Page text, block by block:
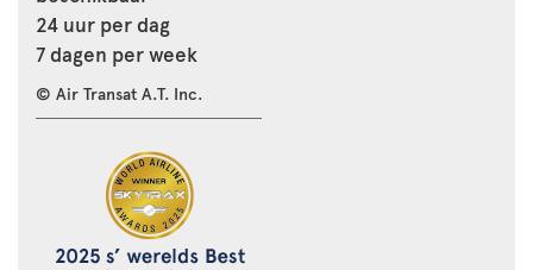
24 uur per dag
7 dagen per week
© Air Transat A.T. Inc.